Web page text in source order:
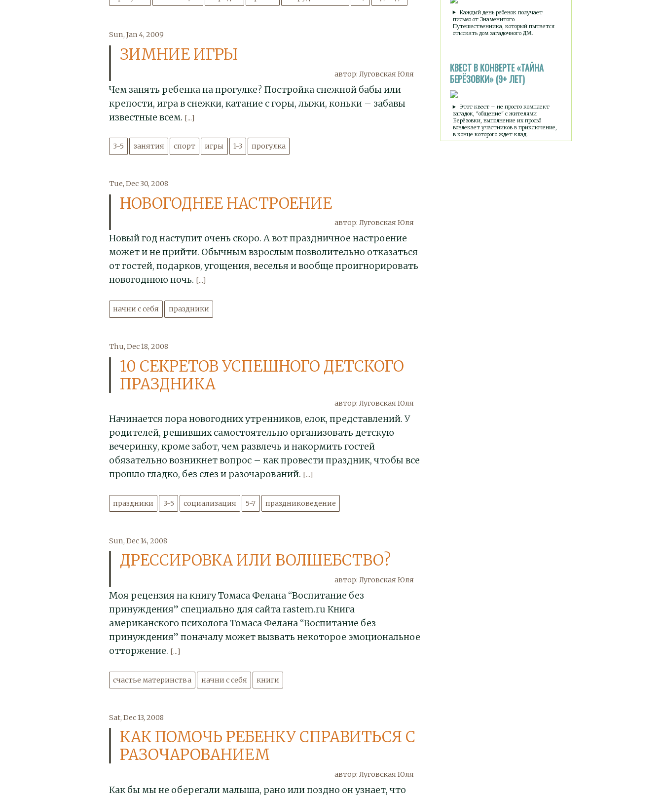
Каждый день ребенок получает
письмо от Знаменитого
Путешественника, который пытается
отыскать дом загадочного ДМ.
КВЕСТ В КОНВЕРТЕ «ТАЙНА
БЕРЁЗОВКИ» (9+ ЛЕТ)
Этот квест – не просто комплект
загадок, "общение" с жителями
Берёзовки, выполнение их просьб
вовлекает участников в приключение,
в конце которого ждет клад.
Sun, Jan 4, 2009
ЗИМНИЕ ИГРЫ
автор: Луговская Юля
Чем занять ребенка на прогулке? Постройка снежной бабы или
крепости, игра в снежки, катание с горы, лыжи, коньки – забавы
известные всем. [...]
3-5 занятия спорт игры 1-3 прогулка
Tue, Dec 30, 2008
НОВОГОДНЕЕ НАСТРОЕНИЕ
автор: Луговская Юля
Новый год наступит очень скоро. А вот праздничное настроение
может и не прийти. Обычным взрослым позволительно отказаться
от гостей, подарков, угощения, веселья и вообще проигнорировать
новогоднюю ночь. [...]
начни с себя праздники
Thu, Dec 18, 2008
10 СЕКРЕТОВ УСПЕШНОГО ДЕТСКОГО
ПРАЗДНИКА
автор: Луговская Юля
Начинается пора новогодних утренников, елок, представлений. У
родителей, решивших самостоятельно организовать детскую
вечеринку, кроме забот, чем развлечь и накормить гостей
обязательно возникнет вопрос – как провести праздник, чтобы все
прошло гладко, без слез и разочарований. [...]
праздники 3-5 социализация 5-7 праздниковедение
Sun, Dec 14, 2008
ДРЕССИРОВКА ИЛИ ВОЛШЕБСТВО?
автор: Луговская Юля
Моя рецензия на книгу Томаса Фелана “Воспитание без
принуждения” специально для сайта rastem.ru Книга
американского психолога Томаса Фелана “Воспитание без
принуждения” поначалу может вызвать некоторое эмоциональное
отторжение. [...]
счастье материнства начни с себя книги
Sat, Dec 13, 2008
КАК ПОМОЧЬ РЕБЕНКУ СПРАВИТЬСЯ С
РАЗОЧАРОВАНИЕМ
автор: Луговская Юля
Как бы мы не оберегали малыша, рано или поздно он узнает, что